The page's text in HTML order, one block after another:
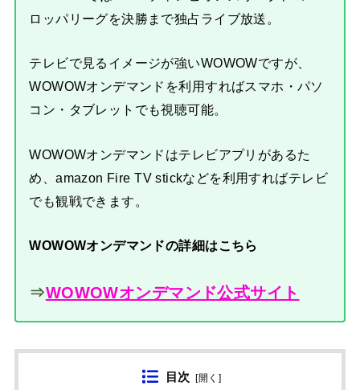
ロッパリーグを決勝まで独占ライブ放送。
テレビで見るイメージが強いWOWOWですが、
WOWOWオンデマンドを利用すればスマホ・パソ
コン・タブレットでも視聴可能。
WOWOWオンデマンドはテレビアプリがあるた
め、amazon Fire TV stickなどを利用すればテレビ
でも観戦できます。
WOWOWオンデマンドの詳細はこちら
⇒WOWOWオンデマンド公式サイト
目次 [開く ]